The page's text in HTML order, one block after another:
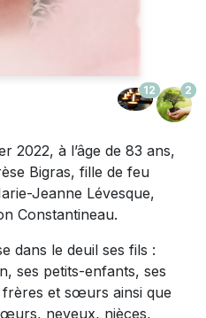
12 2
2022, à l’âge de 83 ans,
Bigras, fille de feu
Jeanne Lévesque,
Constantineau.
dans le deuil ses fils :
ses petits-enfants, ses
frères et sœurs ainsi que
neveux, nièces,